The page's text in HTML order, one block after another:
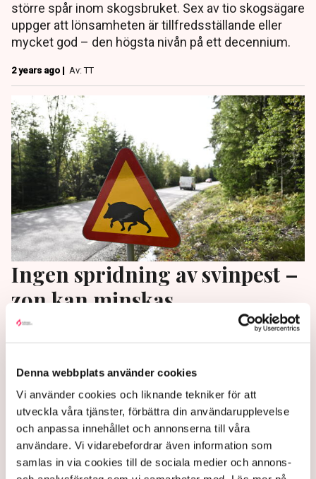
Denna webbplats använder cookies
Vi använder cookies och liknande tekniker för att
utveckla våra tjänster, förbättra din användarupplevelse
och anpassa innehållet och annonserna till våra
användare. Vi vidarebefordrar även information som
samlas in via cookies till de sociala medier och annons-
större spår inom skogsbruket. Sex av tio skogsägare
uppger att lönsamheten är tillfredsställande eller
mycket god – den högsta nivån på ett decennium.
2 years ago | Av: TT
Ingen spridning av svinpest –
zon kan minskas
Den tusen kvadratkilometer stora avspärrningen
konstaterad afrikansk svinpest hittats i området kan
Statens veterinärmedicinska anstalt (SVA) för
Vetenskapsradion.
2 years ago | Av: TT